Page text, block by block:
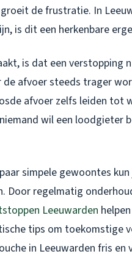
de frustratie. In
is dit een herkenbare
is dat een verstopping
de afvoer steeds trager
afvoer zelfs leiden tot
wil een loodgieter
simpele gewoontes
Door regelmatig
Leeuwarden
tips om toekomstige
in Leeuwarden fris